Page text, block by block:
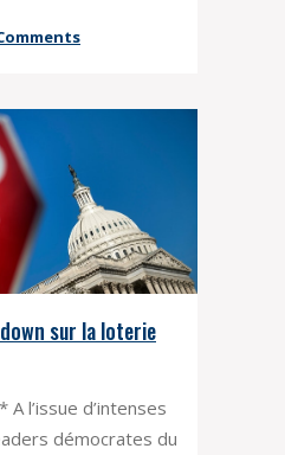
sur la loterie
A l’issue d’intenses
démocrates du